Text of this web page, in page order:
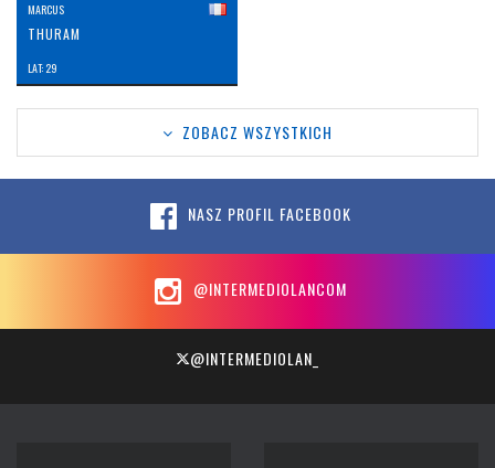
MARCUS
THURAM
LAT: 29
ZOBACZ WSZYSTKICH
NASZ PROFIL FACEBOOK
@INTERMEDIOLANCOM
@INTERMEDIOLAN_